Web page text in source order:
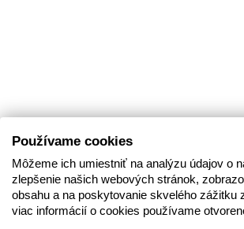
Používame cookies
Môžeme ich umiestniť na analýzu údajov o
zlepšenie našich webových stránok,
obsahu a na poskytovanie skvelého zážitku
viac informácií o cookies používame